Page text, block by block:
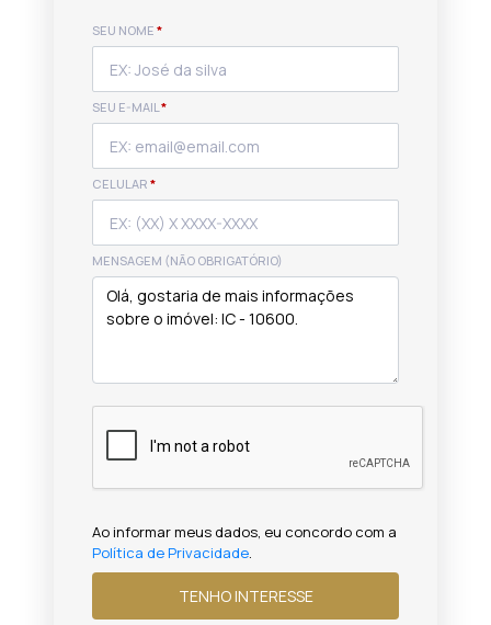
SEU NOME *
SEU E-MAIL*
CELULAR *
MENSAGEM (NÃO OBRIGATÓRIO)
Ao informar meus dados, eu concordo com a
Política de Privacidade.
TENHO INTERESSE